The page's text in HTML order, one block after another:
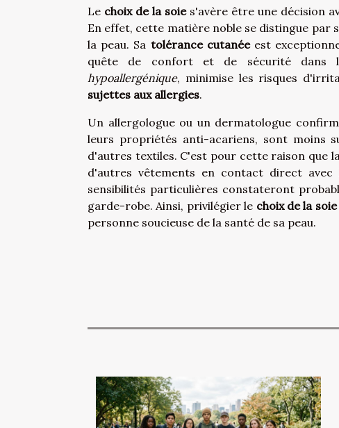
Le choix de la soies'avère être une décision
En effet, cette matière noble se distingue par
la peau. Sa tolérance cutanéeest
quête de confort et de sécurité dans
hypoallergénique, minimise les risques
sujettes aux allergies.
Un allergologue ou un dermatologue
leurs propriétés anti-acariens, sont moins
d'autres textiles. C'est pour cette raison que
d'autres vêtements en contact direct avec
sensibilités particulières constateront
garde-robe. Ainsi, privilégier le choix de la soie
personne soucieuse de la santé de sa peau.